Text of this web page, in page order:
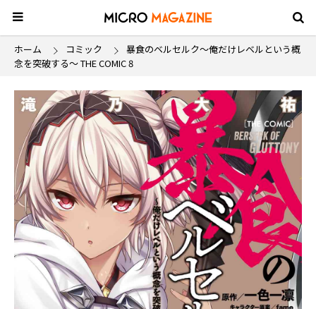
ホーム コミック
暴食のベルセルク～俺だけレベルという概
念を突破する～ THE COMIC 8